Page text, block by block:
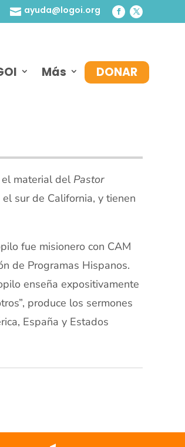
 ayuda@logoi.org
Más DONAR
material del Pastor
sur de California, y tienen
fue misionero con CAM
de Programas Hispanos.
enseña expositivamente
produce los sermones
España y Estados